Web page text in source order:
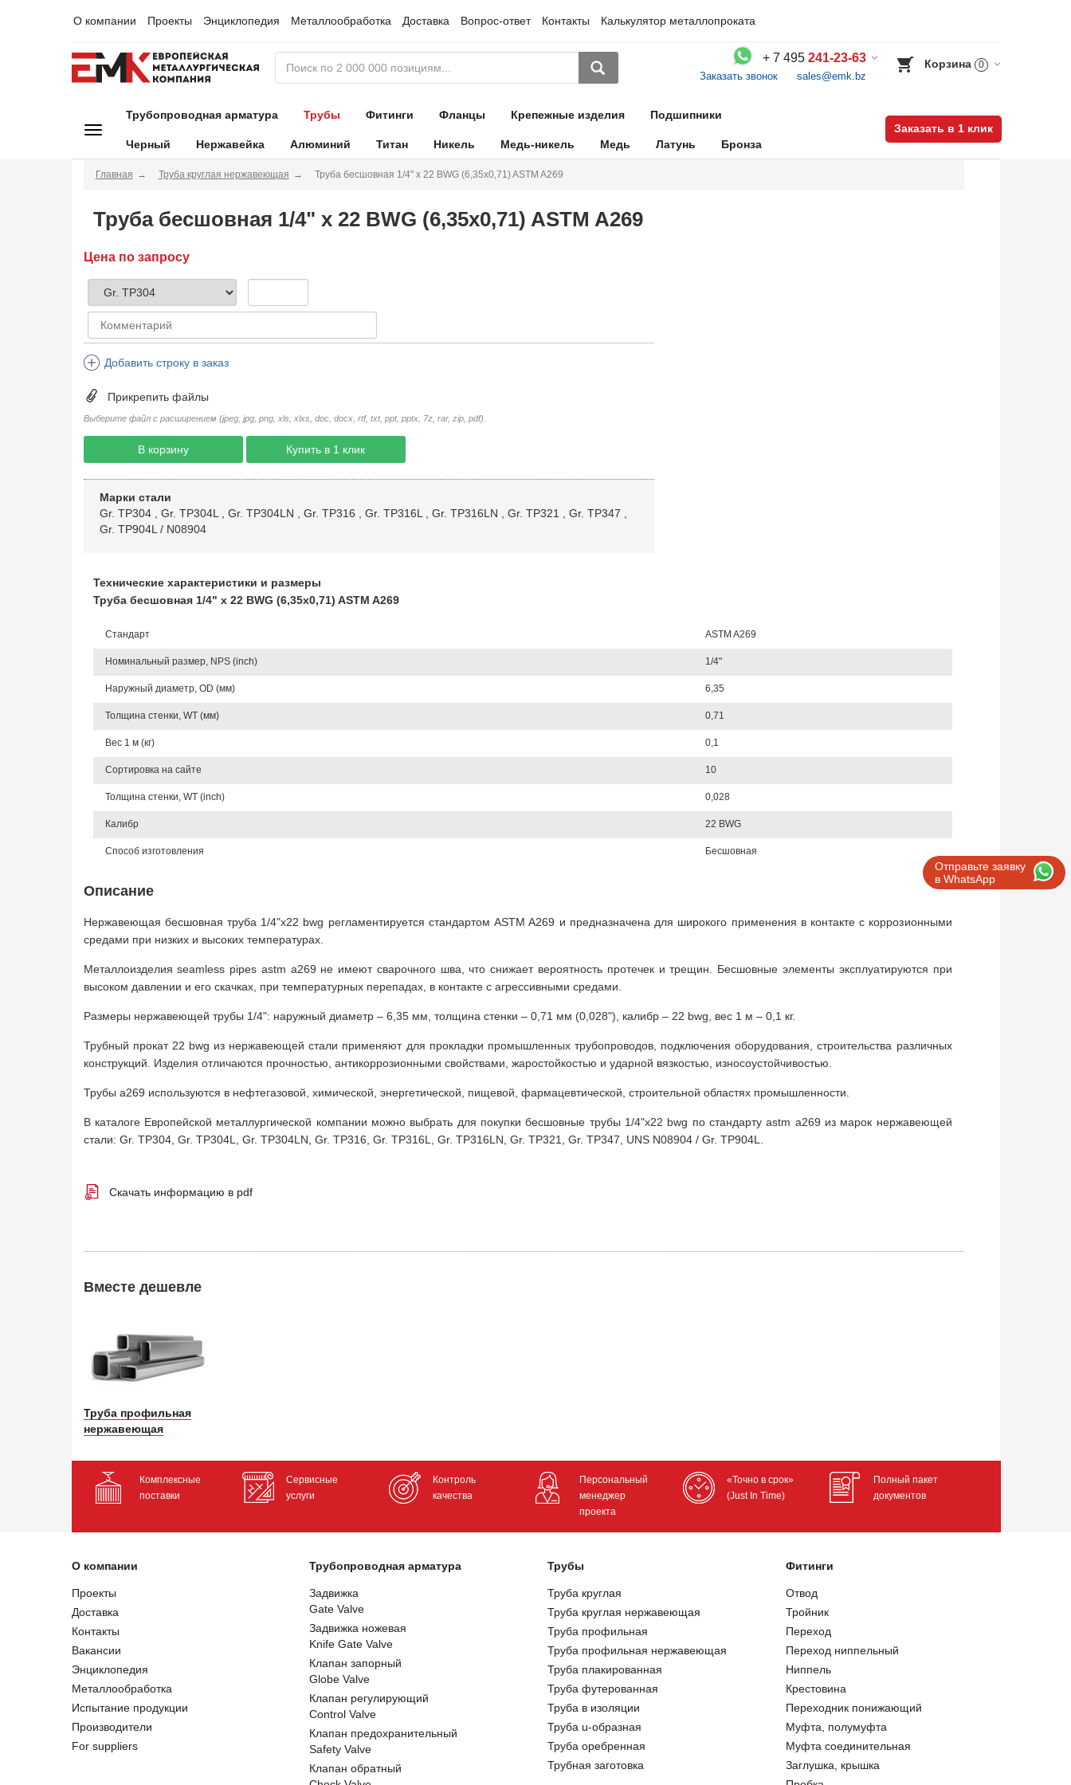
О компании Проекты Энциклопедия Металлообработка Доставка Вопрос-ответ Контакты Калькулятор металлопроката
+ 7 495 241-23-63
Заказать звонок sales@emk.bz
Корзина 0
Трубопроводная арматура Трубы Фитинги Фланцы Крепежные изделия Подшипники
Черный Нержавейка Алюминий Титан Никель Медь-никель Медь Латунь Бронза
Заказать в 1 клик
Отправьте заявку
в WhatsApp
Главная Труба круглая нержавеющая Труба бесшовная 1/4" х 22 BWG (6,35х0,71) ASTM A269
Труба бесшовная 1/4" х 22 BWG (6,35х0,71) ASTM A269
Цена по запросу
Добавить строку в заказ
Прикрепить файлы
Выберите файл с расширением (jpeg, jpg, png, xls, xlxs, doc, docx, rtf, txt, ppt, pptx, 7z, rar, zip, pdf).
В корзину Купить в 1 клик
Марки стали
Gr. TP304, Gr. TP304L Gr. TP304LN Gr. TP316 Gr. TP316L Gr. TP316LN Gr. TP321 Gr. TP347
Gr. TP904L / N08904
Технические характеристики и размеры
Труба бесшовная 1/4" х 22 BWG (6,35х0,71) ASTM A269
Стандарт ASTM A269
Номинальный размер, NPS (inch) 1/4"
Наружный диаметр, OD (мм) 6,35
Толщина стенки, WT (мм) 0,71
Вес 1 м (кг) 0,1
Сортировка на сайте 10
Толщина стенки, WT (inch) 0,028
Калибр 22 BWG
Способ изготовления Бесшовная
Описание
Нержавеющая бесшовная труба 1/4"х22 bwg регламентируется стандартом ASTM A269 и предназначена для широкого применения в контакте с коррозионными
средами при низких и высоких температурах.
Металлоизделия seamless pipes astm a269 не имеют сварочного шва, что снижает вероятность протечек и трещин. Бесшовные элементы эксплуатируются при
высоком давлении и его скачках, при температурных перепадах, в контакте с агрессивными средами.
Размеры нержавеющей трубы 1/4": наружный диаметр – 6,35 мм, толщина стенки – 0,71 мм (0,028"), калибр – 22 bwg, вес 1 м – 0,1 кг.
Трубный прокат 22 bwg из нержавеющей стали применяют для прокладки промышленных трубопроводов, подключения оборудования, строительства различных
конструкций. Изделия отличаются прочностью, антикоррозионными свойствами, жаростойкостью и ударной вязкостью, износоустойчивостью.
Трубы а269 используются в нефтегазовой, химической, энергетической, пищевой, фармацевтической, строительной областях промышленности.
В каталоге Европейской металлургической компании можно выбрать для покупки бесшовные трубы 1/4"х22 bwg по стандарту astm a269 из марок нержавеющей
стали: Gr. TP304, Gr. TP304L, Gr. TP304LN, Gr. TP316, Gr. TP316L, Gr. TP316LN, Gr. TP321, Gr. TP347, UNS N08904 / Gr. TP904L.
Скачать информацию в pdf
Вместе дешевле
Труба профильная
нержавеющая
Комплексные
поставки
Сервисные
услуги
Контроль
качества
Персональный
менеджер
проекта
«Точно в срок»
(Just In Time)
Полный пакет
документов
О компании
Проекты
Доставка
Контакты
Вакансии
Энциклопедия
Металлообработка
Испытание продукции
Производители
For suppliers
Трубопроводная арматура
Задвижка
Gate Valve
Задвижка ножевая
Knife Gate Valve
Клапан запорный
Globe Valve
Клапан регулирующий
Control Valve
Клапан предохранительный
Safety Valve
Клапан обратный
Трубы
Труба круглая
Труба круглая нержавеющая
Труба профильная
Труба профильная нержавеющая
Труба плакированная
Труба футерованная
Труба в изоляции
Труба u-образная
Труба оребренная
Трубная заготовка
Фитинги
Отвод
Тройник
Переход
Переход ниппельный
Ниппель
Крестовина
Переходник понижающий
Муфта, полумуфта
Муфта соединительная
Заглушка, крышка